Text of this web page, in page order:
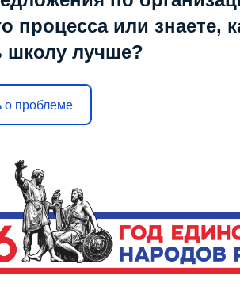
процесса или знаете,
школу лучше?
о проблеме